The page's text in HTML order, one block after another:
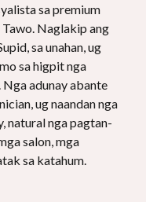
sa premium
Naglakip ang
sa unahan, ug
sa higpit nga
adunay abante
ug naandan nga
natural nga pagtan-
salon, mga
sa katahum.